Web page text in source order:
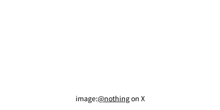
image:@nothing on X